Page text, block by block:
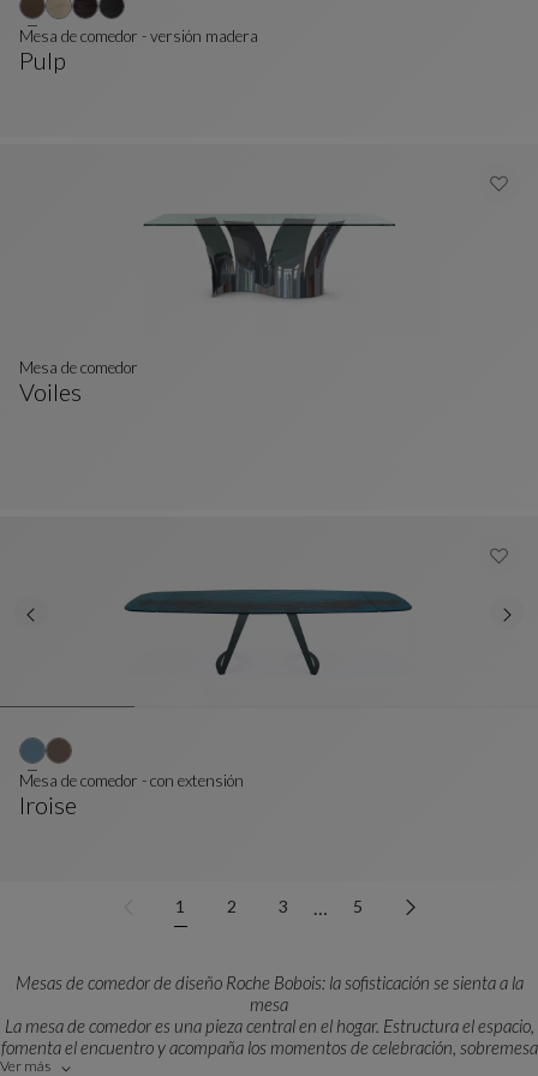
Pulp
Mesa de comedor - versión madera
Voiles
Mesa de comedor
Iroise
Mesa de comedor - con extensión
1 2 3 5
Mesas de comedor de diseño Roche Bobois: la sofisticación se sienta a la
mesa
La mesa de comedor es una pieza central en el hogar. Estructura el espacio,
fomenta el encuentro y acompaña los momentos de celebración, sobremesa
Ver más